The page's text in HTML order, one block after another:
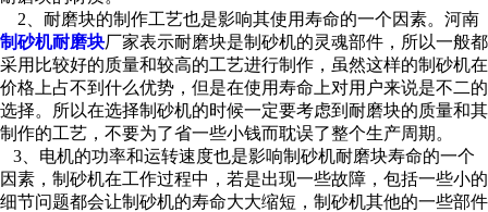
2、耐磨块的制作工艺也是影响其使用寿命的一个因素。 河南
制砂机耐磨块厂家表示耐磨块是制砂机的灵魂部件，所以一般都
采用比较好的质量和较高的工艺进行制作，虽然这样的制砂机在
价格上占不到什么优势，但是在使用寿命上对用户来说是不二的
选择。所以在选择制砂机的时候一定要考虑到耐磨块的质量和其
制作的工艺，不要为了省一些小钱而耽误了整个生产周期。
3、电机的功率和运转速度也是影响制砂机耐磨块寿命的一个
因素，制砂机在工作过程中，若是出现一些故障，包括一些小的
细节问题都会让制砂机的寿命大大缩短，制砂机其他的一些部件